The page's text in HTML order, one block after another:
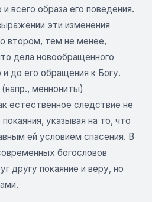
всего образа его поведения.
эти изменения
втором, тем не менее,
дела новообращенного
до его обращения к Богу.
меннониты)
естественное следствие не
указывая на то, что
ей условием спасения. В
богословов
другу покаяние и веру, но